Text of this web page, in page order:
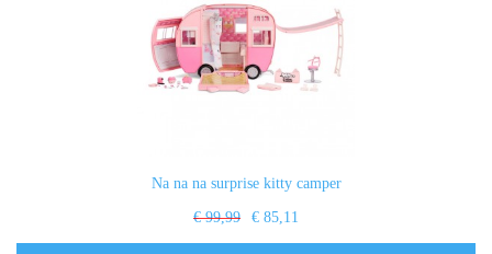
Na na na surprise kitty camper
€ 99,99 € 85,11